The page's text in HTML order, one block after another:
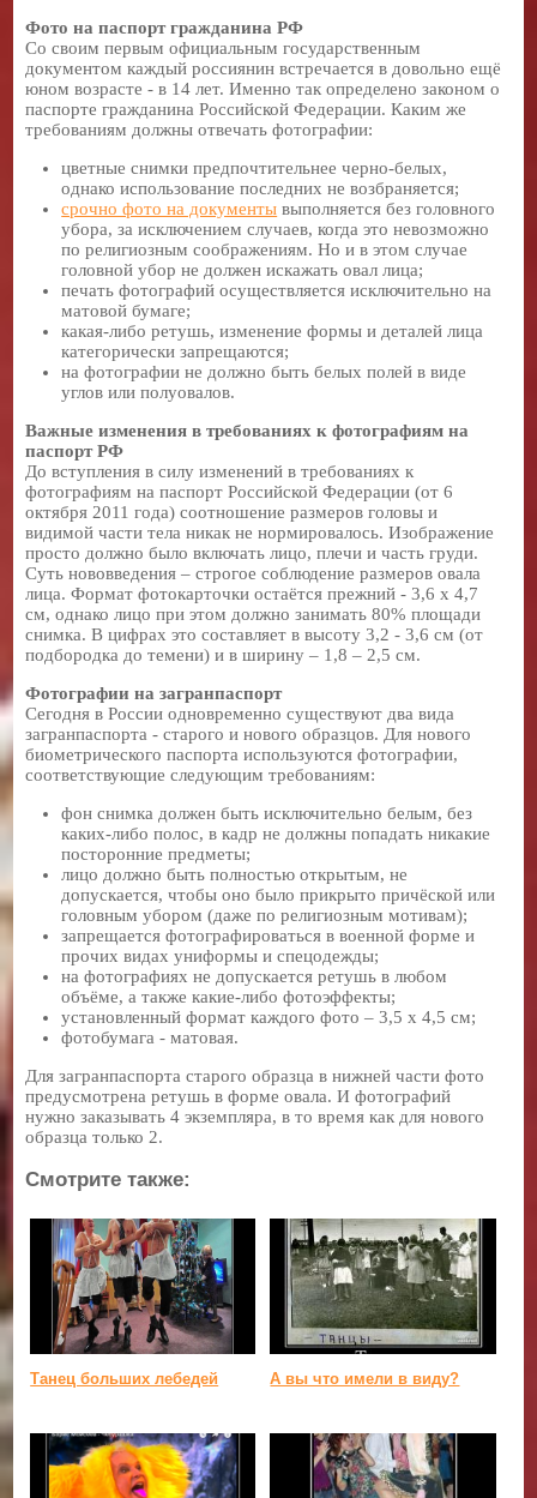
Фото на паспорт гражданина РФ
Со своим первым официальным государственным
документом каждый россиянин встречается в довольно ещё
юном возрасте - в 14 лет. Именно так определено законом о
паспорте гражданина Российской Федерации. Каким же
требованиям должны отвечать фотографии:
цветные снимки предпочтительнее черно-белых,
однако использование последних не возбраняется;
срочно фото на документы выполняется без головного
убора, за исключением случаев, когда это невозможно
по религиозным соображениям. Но и в этом случае
головной убор не должен искажать овал лица;
печать фотографий осуществляется исключительно на
матовой бумаге;
какая-либо ретушь, изменение формы и деталей лица
категорически запрещаются;
на фотографии не должно быть белых полей в виде
углов или полуовалов.
Важные изменения в требованиях к фотографиям на
паспорт РФ
До вступления в силу изменений в требованиях к
фотографиям на паспорт Российской Федерации (от 6
октября 2011 года) соотношение размеров головы и
видимой части тела никак не нормировалось. Изображение
просто должно было включать лицо, плечи и часть груди.
Суть нововведения – строгое соблюдение размеров овала
лица. Формат фотокарточки остаётся прежний - 3,6 х 4,7
см, однако лицо при этом должно занимать 80% площади
снимка. В цифрах это составляет в высоту 3,2 - 3,6 см (от
подбородка до темени) и в ширину – 1,8 – 2,5 см.
Фотографии на загранпаспорт
Сегодня в России одновременно существуют два вида
загранпаспорта - старого и нового образцов. Для нового
биометрического паспорта используются фотографии,
соответствующие следующим требованиям:
фон снимка должен быть исключительно белым, без
каких-либо полос, в кадр не должны попадать никакие
посторонние предметы;
лицо должно быть полностью открытым, не
допускается, чтобы оно было прикрыто причёской или
головным убором (даже по религиозным мотивам);
запрещается фотографироваться в военной форме и
прочих видах униформы и спецодежды;
на фотографиях не допускается ретушь в любом
объёме, а также какие-либо фотоэффекты;
установленный формат каждого фото – 3,5 x 4,5 см;
фотобумага - матовая.
Для загранпаспорта старого образца в нижней части фото
предусмотрена ретушь в форме овала. И фотографий
нужно заказывать 4 экземпляра, в то время как для нового
образца только 2.
Смотрите также:
Танец больших лебедей А вы что имели в виду?